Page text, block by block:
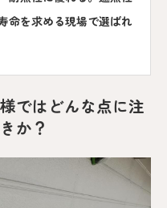
命を求める現場で選ばれ
ではどんな点に注
か？